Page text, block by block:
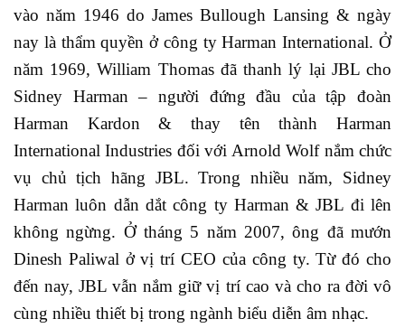
vào năm 1946 do James Bullough Lansing & ngày
nay là thẩm quyền ở công ty Harman International. Ở
năm 1969, William Thomas đã thanh lý lại JBL cho
Sidney Harman – người đứng đầu của tập đoàn
Harman Kardon & thay tên thành Harman
International Industries đối với Arnold Wolf nắm chức
vụ chủ tịch hãng JBL. Trong nhiều năm, Sidney
Harman luôn dẫn dắt công ty Harman & JBL đi lên
không ngừng. Ở tháng 5 năm 2007, ông đã mướn
Dinesh Paliwal ở vị trí CEO của công ty. Từ đó cho
đến nay, JBL vẫn nắm giữ vị trí cao và cho ra đời vô
cùng nhiều thiết bị trong ngành biểu diễn âm nhạc.